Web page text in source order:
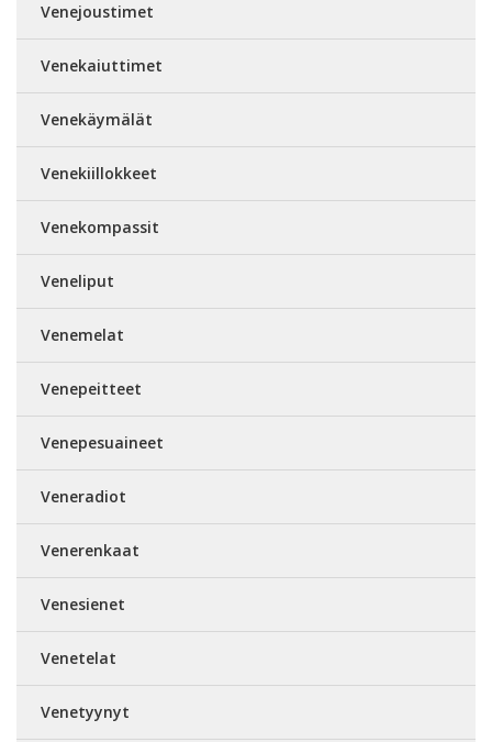
Venejoustimet
Venekaiuttimet
Venekäymälät
Venekiillokkeet
Venekompassit
Veneliput
Venemelat
Venepeitteet
Venepesuaineet
Veneradiot
Venerenkaat
Venesienet
Venetelat
Venetyynyt